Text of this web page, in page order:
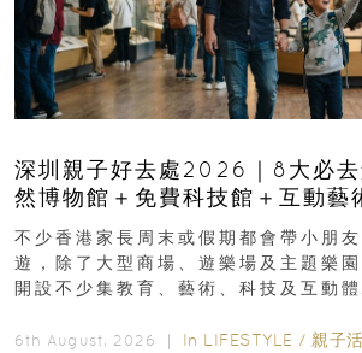
深圳親子好去處2026｜8大必去
然博物館＋免費科技館＋互動藝
齡、交通、門票、開放時間
不少香港家長周末或假期都會帶小朋
遊，除了大型商場、遊樂場及主題樂
開設不少集教育、藝術、科技及互動
6th August, 2026 ｜ In LIFESTYLE / 親子